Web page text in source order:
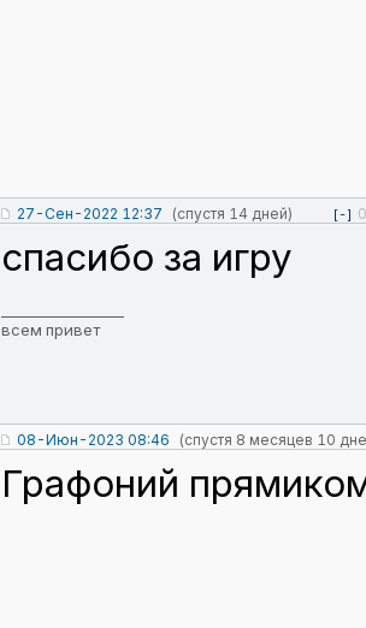
27-Сен-2022 12:37 (спустя 14 дней) [-] 0
спасибо за игру
всем привет
08-Июн-2023 08:46 (спустя 8 месяцев 10
Графоний